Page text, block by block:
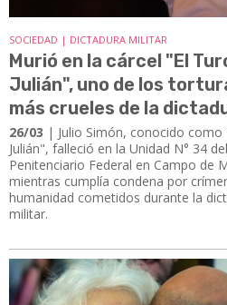
SOCIEDAD | DICTADURA MILITAR
Murió en la cárcel "El
Julián", uno de los
más crueles de la
26/03 | Julio Simón, conocido como
Julián", falleció en la Unidad N° 34
Penitenciario Federal en Campo de
mientras cumplía condena por
humanidad cometidos durante la
militar.